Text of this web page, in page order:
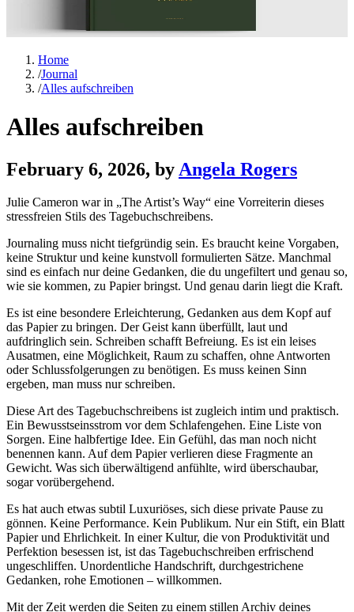
Home
/Journal
/Alles aufschreiben
Alles aufschreiben
February 6, 2026, by Angela Rogers
Julie Cameron war in „The Artist’s Way“ eine Vorreiterin dieses
stressfreien Stils des Tagebuchschreibens.
Journaling muss nicht tiefgründig sein. Es braucht keine Vorgaben,
keine Struktur und keine kunstvoll formulierten Sätze. Manchmal
sind es einfach nur deine Gedanken, die du ungefiltert und genau so,
wie sie kommen, zu Papier bringst. Und genau darin liegt die Kraft.
Es ist eine besondere Erleichterung, Gedanken aus dem Kopf auf
das Papier zu bringen. Der Geist kann überfüllt, laut und
aufdringlich sein. Schreiben schafft Befreiung. Es ist ein leises
Ausatmen, eine Möglichkeit, Raum zu schaffen, ohne Antworten
oder Schlussfolgerungen zu benötigen. Es muss keinen Sinn
ergeben, man muss nur schreiben.
Diese Art des Tagebuchschreibens ist zugleich intim und praktisch.
Ein Bewusstseinsstrom vor dem Schlafengehen. Eine Liste von
Sorgen. Eine halbfertige Idee. Ein Gefühl, das man noch nicht
benennen kann. Auf dem Papier verlieren diese Fragmente an
Gewicht. Was sich überwältigend anfühlte, wird überschaubar,
sogar vorübergehend.
Es hat auch etwas subtil Luxuriöses, sich diese private Pause zu
gönnen. Keine Performance. Kein Publikum. Nur ein Stift, ein Blatt
Papier und Ehrlichkeit. In einer Kultur, die von Produktivität und
Perfektion besessen ist, ist das Tagebuchschreiben erfrischend
ungeschliffen. Unordentliche Handschrift, durchgestrichene
Gedanken, rohe Emotionen – willkommen.
Mit der Zeit werden die Seiten zu einem stillen Archiv deines